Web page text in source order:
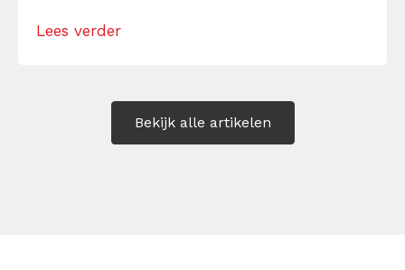
Maar hoe doe je dat zonder drama, verwijt
Lees verder
Bekijk alle artikelen